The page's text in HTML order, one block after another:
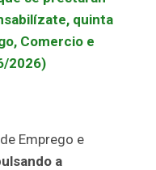
quinta
Comercio e
2026)
Emprego e
a